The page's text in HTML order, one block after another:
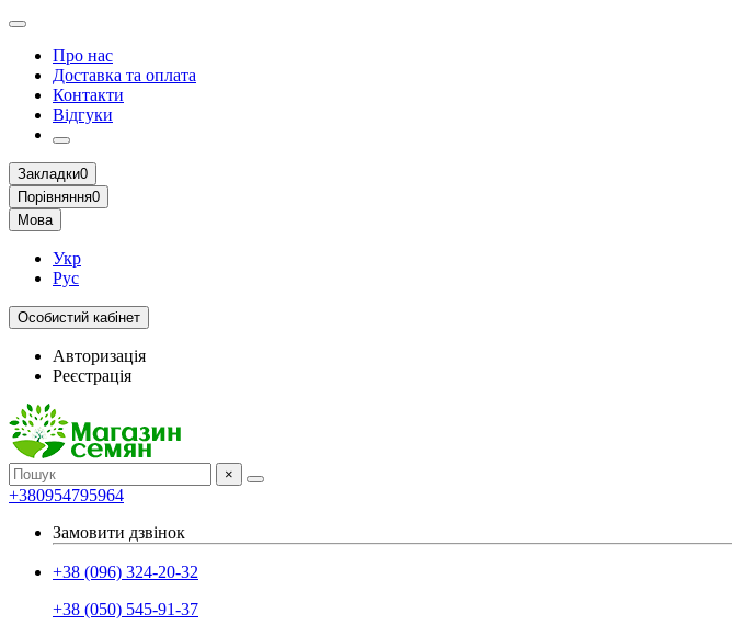
Про нас
Доставка та оплата
Контакти
Відгуки
Закладки0
Порівняння0
Мова
Укр
Рус
Особистий кабінет
Авторизація
Реєстрація
×
+380954795964
Замовити дзвінок
+38 (096) 324-20-32
+38 (050) 545-91-37